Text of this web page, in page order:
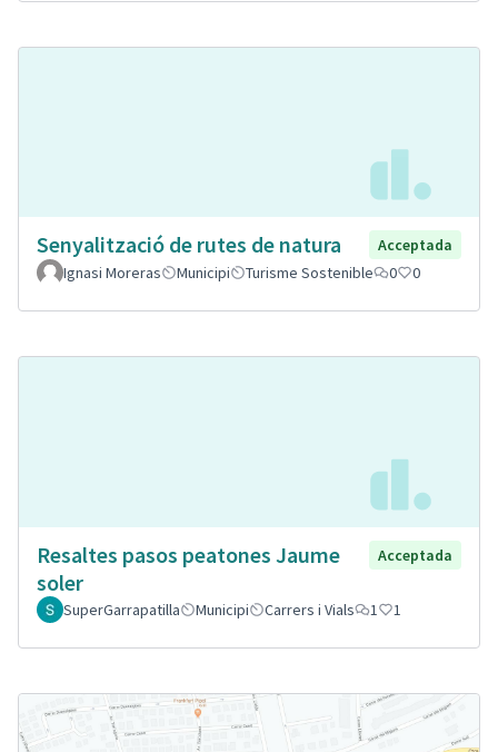
Senyalització de rutes de natura
Acceptada
Ignasi Moreras
Municipi Turisme Sostenible 0 0
Resaltes pasos peatones Jaume
soler
Acceptada
SuperGarrapatilla Municipi Carrers i Vials 1 1